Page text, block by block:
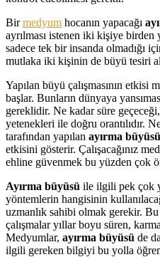
Birmedyum hocanın yapacağı
ayrılması istenen iki kişiye birden
sadece tek bir insanda olmadığı
mutlaka iki kişinin de büyü tesiri
Yapılan büyü çalışmasının etkisi
başlar. Bunların dünyaya
gereklidir. Ne kadar süre
yetenekleri ile doğru orantılıdır.
tarafından yapılan ayırma büyüsü
etkisini gösterir. Çalışacağınız
ehline güvenmek bu yüzden çok
Ayırma büyüsü ile ilgili pek çok
yöntemlerin hangisinin
uzmanlık sahibi olmak gerekir.
çalışmalar yıllar boyu süren,
Medyumlar, ayırma büyüsü de
ilgili gereken bilgiyi bu yolla